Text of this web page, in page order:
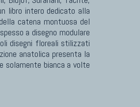
libro intero dedicato alla
catena montuosa del
a disegno modulare
disegni floreali stilizzati
anatolica presenta la
solamente bianca a volte